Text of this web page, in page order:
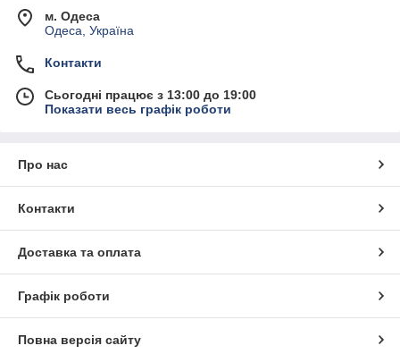
м. Одеса
Одеса, Україна
Контакти
Сьогодні працює з 13:00 до 19:00
Показати весь графік роботи
Про нас
Контакти
Доставка та оплата
Графік роботи
Повна версія сайту